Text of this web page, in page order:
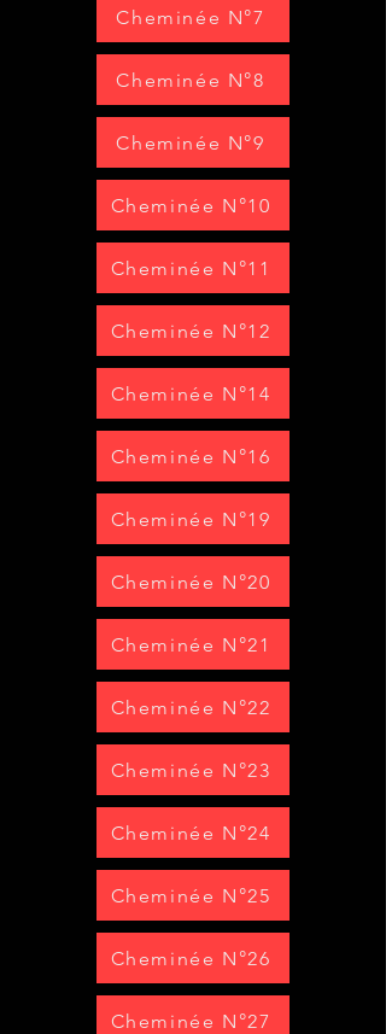
Cheminée N°7
Cheminée N°8
Cheminée N°9
Cheminée N°10
Cheminée N°11
Cheminée N°12
Cheminée N°14
Cheminée N°16
Cheminée N°19
Cheminée N°20
Cheminée N°21
Cheminée N°22
Cheminée N°23
Cheminée N°24
Cheminée N°25
Cheminée N°26
Cheminée N°27